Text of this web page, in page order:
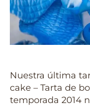
Nuestra última
cake – Tarta de
temporada 2014